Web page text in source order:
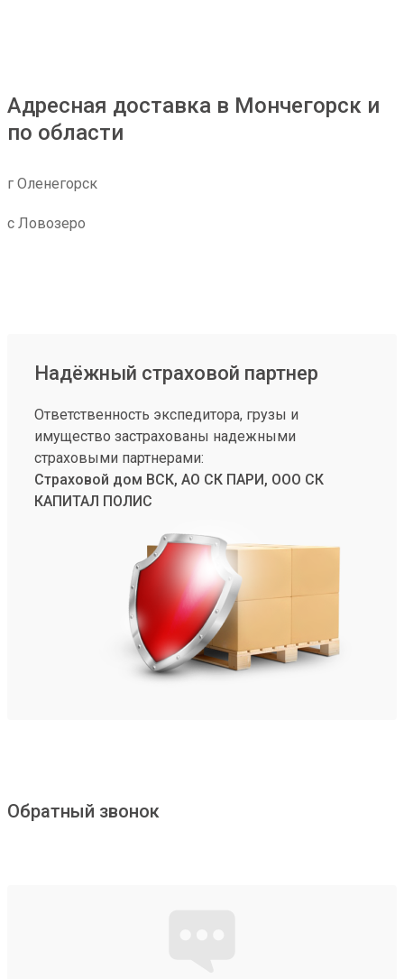
Адресная доставка в Мончегорск и
по области
г Оленегорск
с Ловозеро
Надёжный страховой партнер
Ответственность экспедитора, грузы и
имущество застрахованы надежными
страховыми партнерами:
Страховой дом ВСК, АО СК ПАРИ, ООО СК
КАПИТАЛ ПОЛИС
Обратный звонок